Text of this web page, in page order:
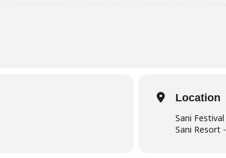
Location
Sani Festival
Sani Resort